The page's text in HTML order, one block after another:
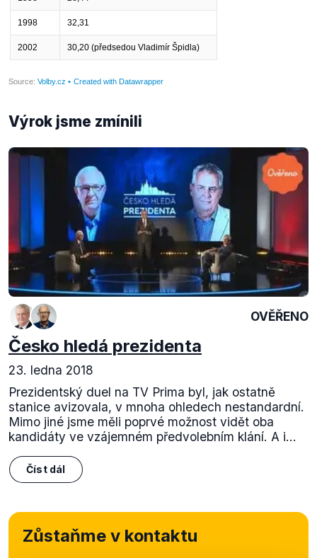
Výrok jsme zmínili
OVĚŘENO
Česko hledá prezidenta
23. ledna 2018
Prezidentský duel na TV Prima byl, jak ostatně
stanice avizovala, v mnoha ohledech nestandardní.
Mimo jiné jsme měli poprvé možnost vidět oba
kandidáty ve vzájemném předvolebním klání. A i...
Číst dál
Zůstaňme v kontaktu